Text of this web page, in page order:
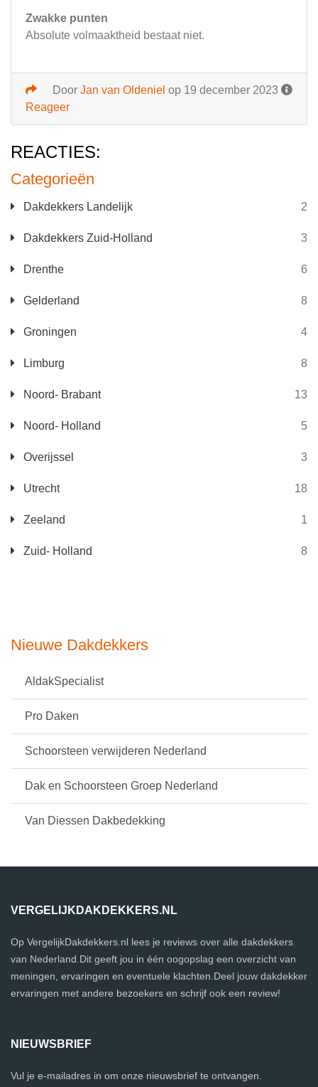
Categorieën
Dakdekkers Landelijk 2
Dakdekkers Zuid-Holland 3
Drenthe 6
Gelderland 8
Groningen 4
Limburg 8
Noord- Brabant 13
Noord- Holland 5
Overijssel 3
Utrecht 18
Zeeland 1
Zuid- Holland 8
Nieuwe Dakdekkers
AldakSpecialist
Pro Daken
Schoorsteen verwijderen Nederland
Dak en Schoorsteen Groep Nederland
Van Diessen Dakbedekking
Zwakke punten
Absolute volmaaktheid bestaat niet.
Door Jan van Oldeniel op 19 december 2023
Reageer
REACTIES:
VERGELIJKDAKDEKKERS.NL
Op VergelijkDakdekkers.nl lees je reviews over alle dakdekkers
van Nederland.Dit geeft jou in één oogopslag een overzicht van
meningen, ervaringen en eventuele klachten.Deel jouw dakdekker
ervaringen met andere bezoekers en schrijf ook een review!
NIEUWSBRIEF
Vul je e-mailadres in om onze nieuwsbrief te ontvangen.